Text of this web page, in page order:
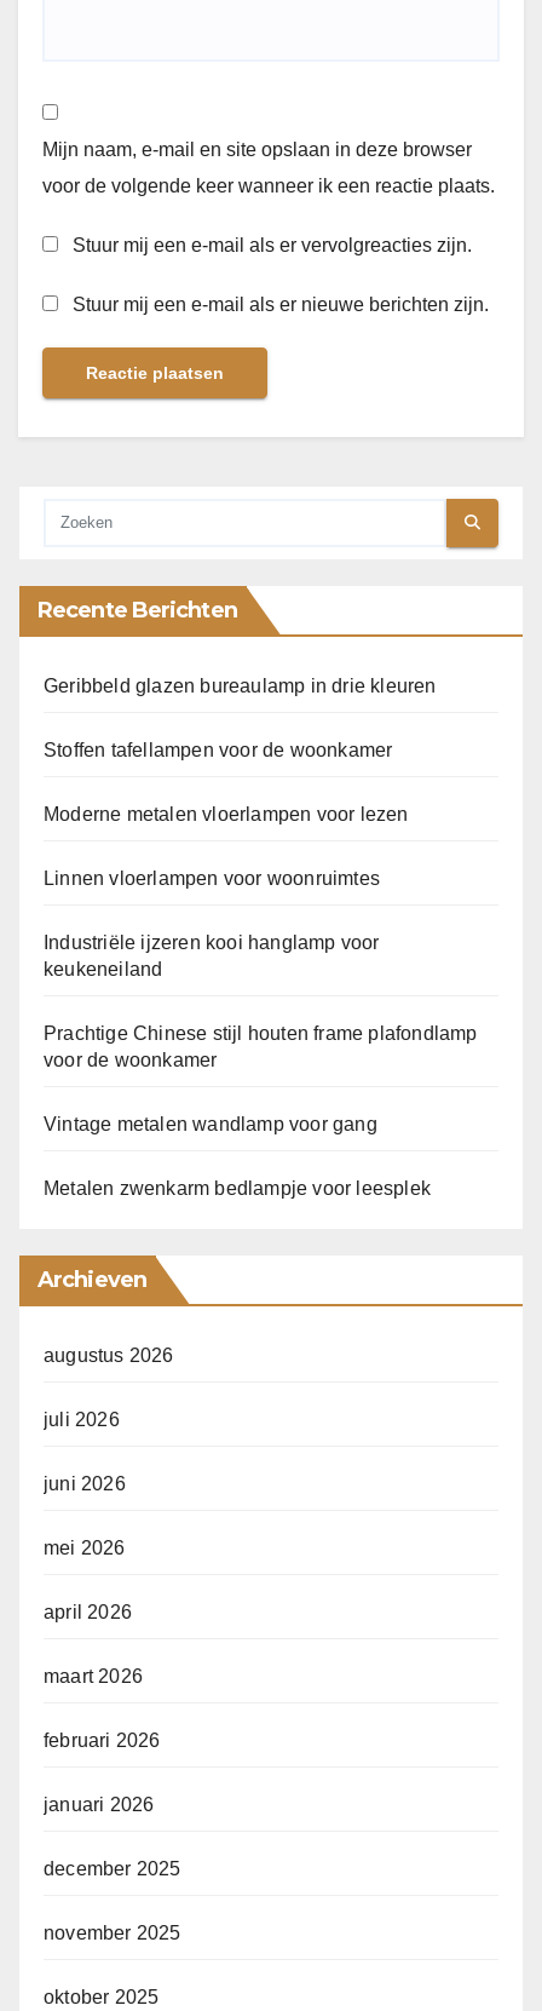
Mijn naam, e-mail en site opslaan in deze browser
voor de volgende keer wanneer ik een reactie plaats.
Stuur mij een e-mail als er vervolgreacties zijn.
Stuur mij een e-mail als er nieuwe berichten zijn.
Recente Berichten
Geribbeld glazen bureaulamp in drie kleuren
Stoffen tafellampen voor de woonkamer
Moderne metalen vloerlampen voor lezen
Linnen vloerlampen voor woonruimtes
Industriële ijzeren kooi hanglamp voor
keukeneiland
Prachtige Chinese stijl houten frame plafondlamp
voor de woonkamer
Vintage metalen wandlamp voor gang
Metalen zwenkarm bedlampje voor leesplek
Archieven
augustus 2026
juli 2026
juni 2026
mei 2026
april 2026
maart 2026
februari 2026
januari 2026
december 2025
november 2025
oktober 2025